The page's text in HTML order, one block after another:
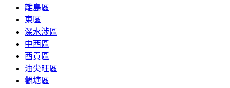
離島區
東區
深水涉區
中西區
西貢區
油尖旺區
觀塘區